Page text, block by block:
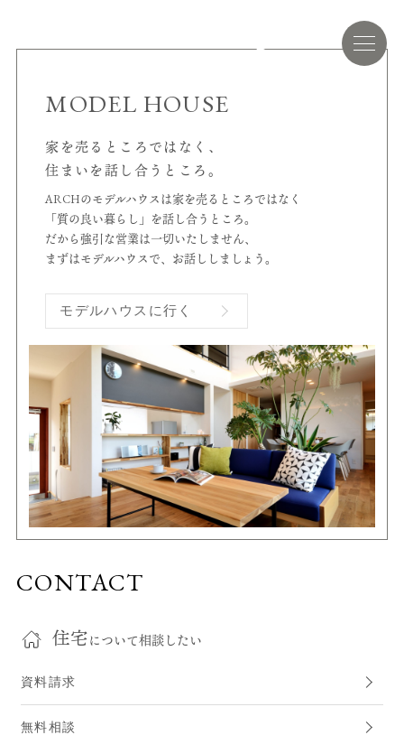
MODEL HOUSE
家を売るところではなく、
住まいを話し合うところ。
ARCHのモデルハウスは家を売るところではなく
「質の良い暮らし」を話し合うところ。
だから強引な営業は一切いたしません、
まずはモデルハウスで、お話ししましょう。
モデルハウスに行く
CONTACT
住宅について相談したい
資料請求
無料相談